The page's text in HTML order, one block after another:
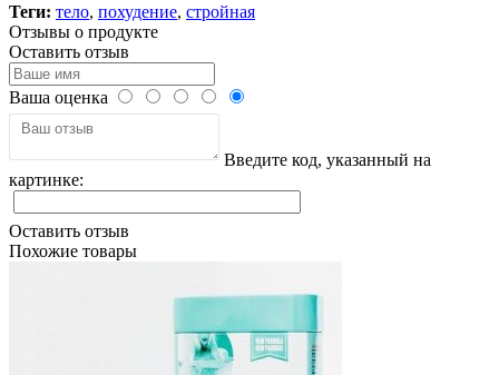
Теги: тело, похудение, стройная
Отзывы о продукте
Оставить отзыв
Ваша оценка
Введите код, указанный на
картинке:
Оставить отзыв
Похожие товары